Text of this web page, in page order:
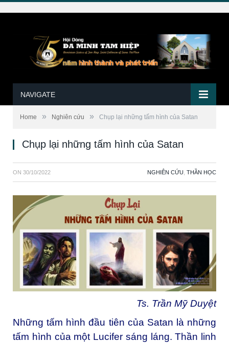
NAVIGATE
Home » Nghiên cứu » Chụp lại những tấm hình của Satan
Chụp lại những tấm hình của Satan
ON 30/10/2022 NGHIÊN CỨU THẦN HỌC
Ts. Trần Mỹ Duyệt
Những tấm hình đầu tiên của Satan là những
tấm hình của một Lucifer sáng láng. Thần linh